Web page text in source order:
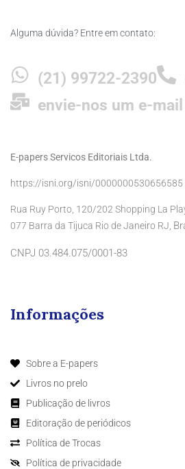
Alguma dúvida? Entre em contato:
(21) 99722-2390
envie-nos um e-mail
E-papers Servicos Editoriais Ltda.
https://isni.org/isni/0000000530656585
Rua Ruy Porto, 120/202 Shopping La
077 Barra da Tijuca Rio de Janeiro RJ,
CNPJ 03.484.075/0001-83
Informações
Sobre a E-papers
Livros no prelo
Publicação de livros
Editoração de periódicos
Política de Trocas
Política de privacidade